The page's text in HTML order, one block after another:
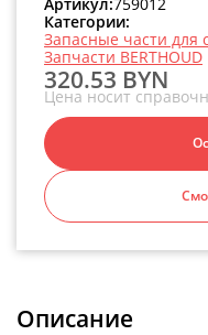
Категории:
Запасные части для
Запчасти BERTHOUD
320.53 BYN
Цена носит
Описание